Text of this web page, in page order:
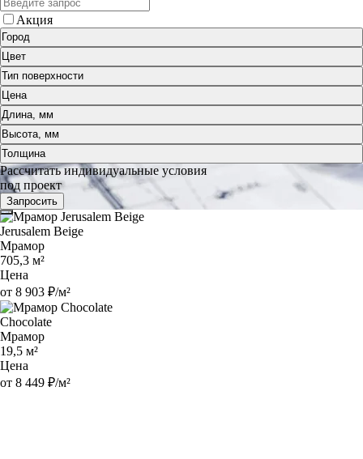
Акция
Город
Цвет
Тип поверхности
Цена
Длина, мм
Высота, мм
Толщина
Рассчитать индивидуальные условия
под проект
Запросить
Jerusalem Beige
Мрамор
705,3 м²
Цена
от 8 903 ₽/м²
Chocolate
Мрамор
19,5 м²
Цена
от 8 449 ₽/м²